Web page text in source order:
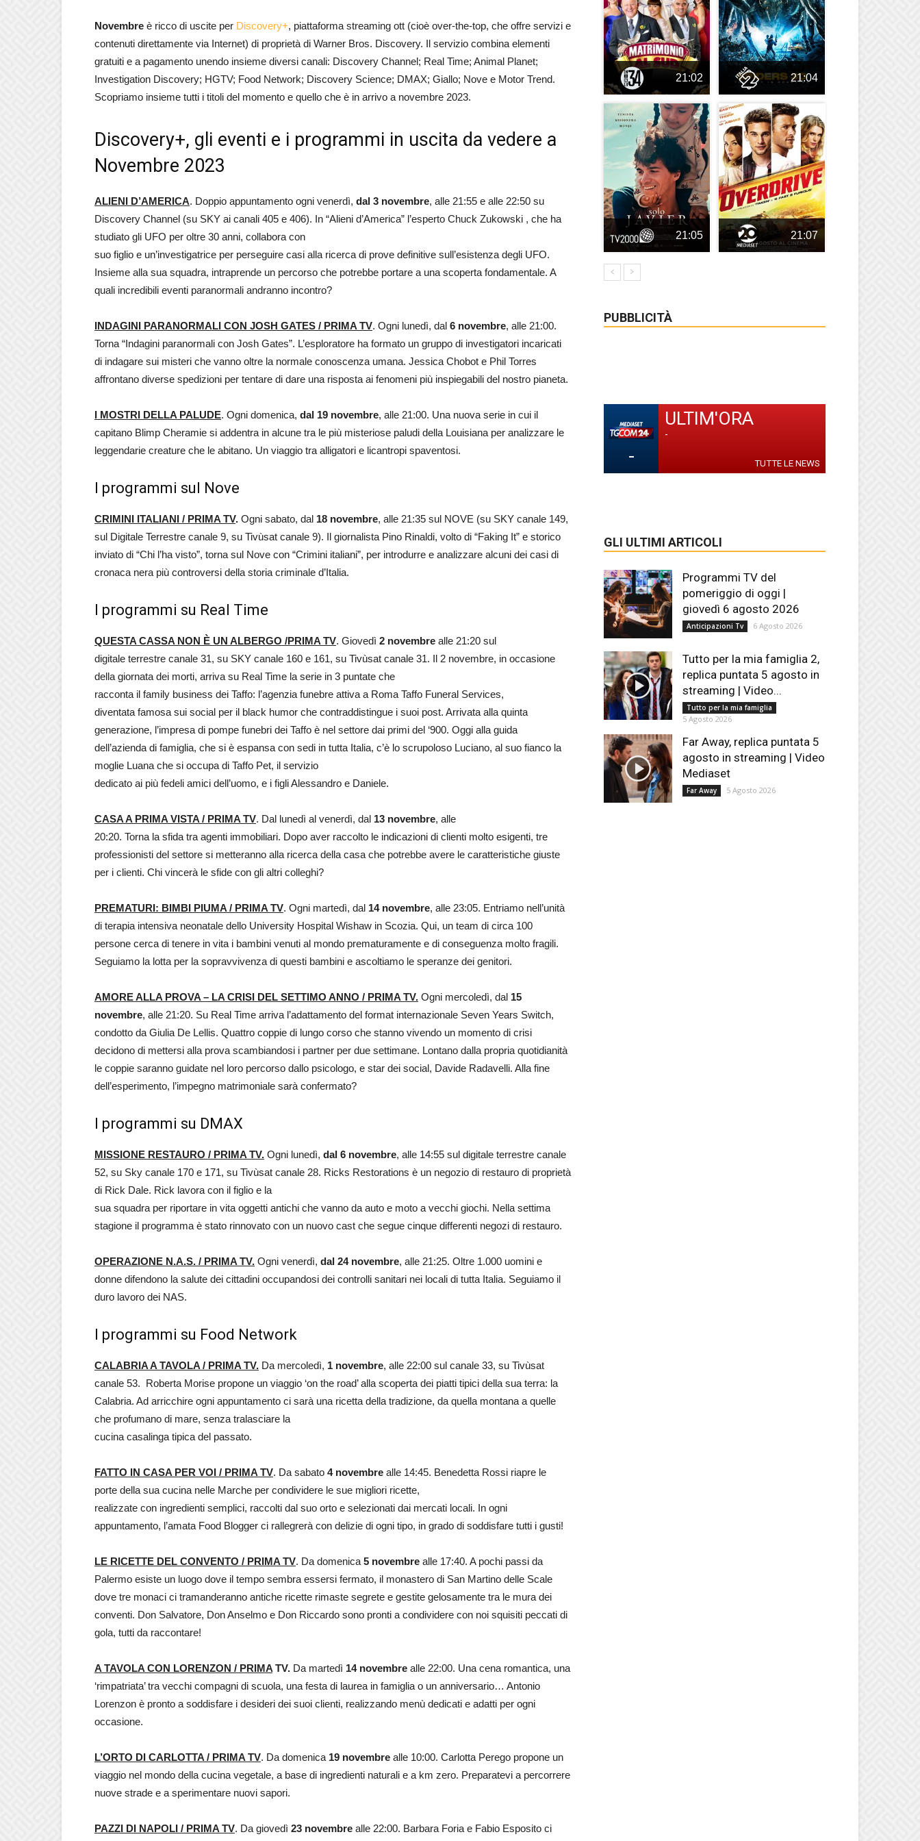
Novembre è ricco di uscite per Discovery+, piattaforma streaming ott (cioè over-the-top, che offre servizi e
contenuti direttamente via Internet) di proprietà di Warner Bros. Discovery. Il servizio combina elementi
gratuiti e a pagamento unendo insieme diversi canali: Discovery Channel; Real Time; Animal Planet;
Investigation Discovery; HGTV; Food Network; Discovery Science; DMAX; Giallo; Nove e Motor Trend.
Scopriamo insieme tutti i titoli del momento e quello che è in arrivo a novembre 2023.
Discovery+, gli eventi e i programmi in uscita da vedere a
Novembre 2023
ALIENI D’AMERICA. Doppio appuntamento ogni venerdì, dal 3 novembre, alle 21:55 e alle 22:50 su
Discovery Channel (su SKY ai canali 405 e 406). In “Alieni d’America” l’esperto Chuck Zukowski , che ha
studiato gli UFO per oltre 30 anni, collabora con
suo figlio e un’investigatrice per perseguire casi alla ricerca di prove definitive sull’esistenza degli UFO.
Insieme alla sua squadra, intraprende un percorso che potrebbe portare a una scoperta fondamentale. A
quali incredibili eventi paranormali andranno incontro?
INDAGINI PARANORMALI CON JOSH GATES / PRIMA TV. Ogni lunedì, dal 6 novembre, alle 21:00.
Torna “Indagini paranormali con Josh Gates”. L’esploratore ha formato un gruppo di investigatori incaricati
di indagare sui misteri che vanno oltre la normale conoscenza umana. Jessica Chobot e Phil Torres
affrontano diverse spedizioni per tentare di dare una risposta ai fenomeni più inspiegabili del nostro pianeta.
I MOSTRI DELLA PALUDE. Ogni domenica, dal 19 novembre, alle 21:00. Una nuova serie in cui il
capitano Blimp Cheramie si addentra in alcune tra le più misteriose paludi della Louisiana per analizzare le
leggendarie creature che le abitano. Un viaggio tra alligatori e licantropi spaventosi.
I programmi sul Nove
CRIMINI ITALIANI / PRIMA TV. Ogni sabato, dal 18 novembre, alle 21:35 sul NOVE (su SKY canale 149,
sul Digitale Terrestre canale 9, su Tivùsat canale 9). Il giornalista Pino Rinaldi, volto di “Faking It” e storico
inviato di “Chi l’ha visto”, torna sul Nove con “Crimini italiani”, per introdurre e analizzare alcuni dei casi di
cronaca nera più controversi della storia criminale d’Italia.
I programmi su Real Time
QUESTA CASSA NON È UN ALBERGO /PRIMA TV. Giovedì 2 novembre alle 21:20 sul
digitale terrestre canale 31, su SKY canale 160 e 161, su Tivùsat canale 31. Il 2 novembre, in occasione
della giornata dei morti, arriva su Real Time la serie in 3 puntate che
racconta il family business dei Taffo: l’agenzia funebre attiva a Roma Taffo Funeral Services,
diventata famosa sui social per il black humor che contraddistingue i suoi post. Arrivata alla quinta
generazione, l’impresa di pompe funebri dei Taffo è nel settore dai primi del ‘900. Oggi alla guida
dell’azienda di famiglia, che si è espansa con sedi in tutta Italia, c’è lo scrupoloso Luciano, al suo fianco la
moglie Luana che si occupa di Taffo Pet, il servizio
dedicato ai più fedeli amici dell’uomo, e i figli Alessandro e Daniele.
CASA A PRIMA VISTA / PRIMA TV. Dal lunedì al venerdì, dal 13 novembre, alle
20:20. Torna la sfida tra agenti immobiliari. Dopo aver raccolto le indicazioni di clienti molto esigenti, tre
professionisti del settore si metteranno alla ricerca della casa che potrebbe avere le caratteristiche giuste
per i clienti. Chi vincerà le sfide con gli altri colleghi?
PREMATURI: BIMBI PIUMA / PRIMA TV. Ogni martedì, dal 14 novembre, alle 23:05. Entriamo nell’unità
di terapia intensiva neonatale dello University Hospital Wishaw in Scozia. Qui, un team di circa 100
persone cerca di tenere in vita i bambini venuti al mondo prematuramente e di conseguenza molto fragili.
Seguiamo la lotta per la sopravvivenza di questi bambini e ascoltiamo le speranze dei genitori.
AMORE ALLA PROVA – LA CRISI DEL SETTIMO ANNO / PRIMA TV. Ogni mercoledì, dal 15
novembre, alle 21:20. Su Real Time arriva l’adattamento del format internazionale Seven Years Switch,
condotto da Giulia De Lellis. Quattro coppie di lungo corso che stanno vivendo un momento di crisi
decidono di mettersi alla prova scambiandosi i partner per due settimane. Lontano dalla propria quotidianità
le coppie saranno guidate nel loro percorso dallo psicologo, e star dei social, Davide Radavelli. Alla fine
dell’esperimento, l’impegno matrimoniale sarà confermato?
I programmi su DMAX
MISSIONE RESTAURO / PRIMA TV. Ogni lunedì, dal 6 novembre, alle 14:55 sul digitale terrestre canale
52, su Sky canale 170 e 171, su Tivùsat canale 28. Ricks Restorations è un negozio di restauro di proprietà
di Rick Dale. Rick lavora con il figlio e la
sua squadra per riportare in vita oggetti antichi che vanno da auto e moto a vecchi giochi. Nella settima
stagione il programma è stato rinnovato con un nuovo cast che segue cinque differenti negozi di restauro.
OPERAZIONE N.A.S. / PRIMA TV. Ogni venerdì, dal 24 novembre, alle 21:25. Oltre 1.000 uomini e
donne difendono la salute dei cittadini occupandosi dei controlli sanitari nei locali di tutta Italia. Seguiamo il
duro lavoro dei NAS.
I programmi su Food Network
CALABRIA A TAVOLA / PRIMA TV. Da mercoledì, 1 novembre, alle 22:00 sul canale 33, su Tivùsat
canale 53. Roberta Morise propone un viaggio ‘on the road’ alla scoperta dei piatti tipici della sua terra: la
Calabria. Ad arricchire ogni appuntamento ci sarà una ricetta della tradizione, da quella montana a quelle
che profumano di mare, senza tralasciare la
cucina casalinga tipica del passato.
FATTO IN CASA PER VOI / PRIMA TV. Da sabato 4 novembre alle 14:45. Benedetta Rossi riapre le
porte della sua cucina nelle Marche per condividere le sue migliori ricette,
realizzate con ingredienti semplici, raccolti dal suo orto e selezionati dai mercati locali. In ogni
appuntamento, l’amata Food Blogger ci rallegrerà con delizie di ogni tipo, in grado di soddisfare tutti i gusti!
LE RICETTE DEL CONVENTO / PRIMA TV. Da domenica 5 novembre alle 17:40. A pochi passi da
Palermo esiste un luogo dove il tempo sembra essersi fermato, il monastero di San Martino delle Scale
dove tre monaci ci tramanderanno antiche ricette rimaste segrete e gestite gelosamente tra le mura dei
conventi. Don Salvatore, Don Anselmo e Don Riccardo sono pronti a condividere con noi squisiti peccati di
gola, tutti da raccontare!
A TAVOLA CON LORENZON / PRIMA TV. Da martedì 14 novembre alle 22:00. Una cena romantica, una
‘rimpatriata’ tra vecchi compagni di scuola, una festa di laurea in famiglia o un anniversario… Antonio
Lorenzon è pronto a soddisfare i desideri dei suoi clienti, realizzando menù dedicati e adatti per ogni
occasione.
L’ORTO DI CARLOTTA / PRIMA TV. Da domenica 19 novembre alle 10:00. Carlotta Perego propone un
viaggio nel mondo della cucina vegetale, a base di ingredienti naturali e a km zero. Preparatevi a percorrere
nuove strade e a sperimentare nuovi sapori.
PAZZI DI NAPOLI / PRIMA TV. Da giovedì 23 novembre alle 22:00. Barbara Foria e Fabio Esposito ci
21:02 21:04
21:05 21:07
PUBBLICITÀ
-
ULTIM'ORA
-
TUTTE LE NEWS
GLI ULTIMI ARTICOLI
Programmi TV del
pomeriggio di oggi |
giovedì 6 agosto 2026
Anticipazioni Tv 6 Agosto 2026
Tutto per la mia famiglia 2,
replica puntata 5 agosto in
streaming | Video...
Tutto per la mia famiglia
5 Agosto 2026
Far Away, replica puntata 5
agosto in streaming | Video
Mediaset
Far Away 5 Agosto 2026